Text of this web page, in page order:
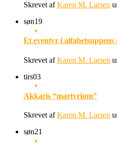
Skrevet afKaren M. Larsen
søn19
Et eventyr i alfabetsuppens
Skrevet afKaren M. Larsen
tirs03
Akkaris “martyrium”
Skrevet afKaren M. Larsen
søn21